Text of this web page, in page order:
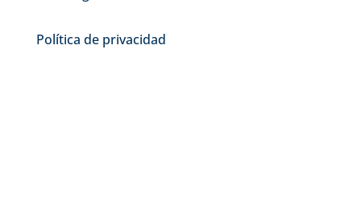
Política de privacidad